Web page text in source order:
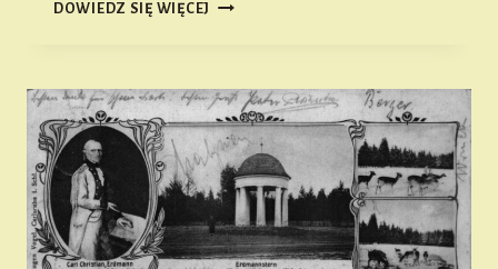
DOWIEDZ SIĘ WIĘCEJ NAZWY
NAMYSŁOWSKIM
#3